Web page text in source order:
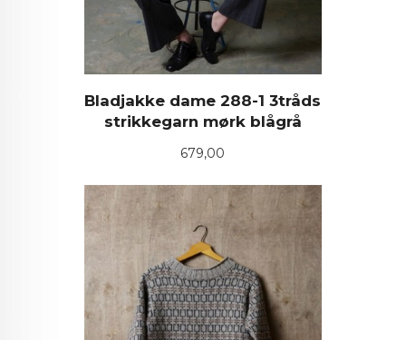
Bladjakke dame 288-1 3tråds
strikkegarn mørk blågrå
Pris
679,00